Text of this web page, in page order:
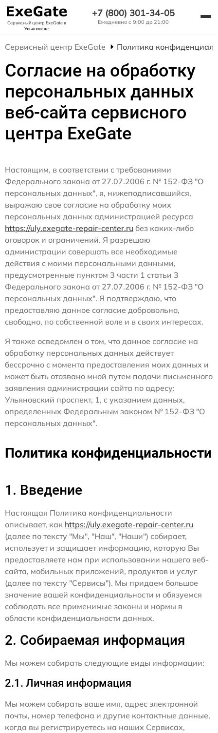
Сервисный центр ExeGateв
Ульяновске
+7 (800) 301-34-05
Ежедневно с 9:00 до 21:00
Сервисный центр ExeGate Политика
Согласие на обработку
персональных данных
веб-сайта сервисного
центра ExeGate
Настоящим, в соответствии с требованиями
Федерального закона от 27.07.2006 г. № 152-ФЗ "О
персональных данных", я, нижеподписавшийся,
выражаю свое согласие на обработку моих
персональных данных администрацией ресурса
https://uly.exegate-repair-center.ru без каких-либо
оговорок и ограничений. Я разрешаю
администрации совершать все необходимые
действия с моими персональными данными,
предусмотренные пунктом 3 части 1 статьи 3
Федерального закона от 27.07.2006 г. № 152-ФЗ "О
персональных данных". Я подтверждаю, что
предоставляю данное согласие добровольно,
свободно, по собственной воле и в своих интересах.
Я также осведомлен о том, что данное согласие на
обработку персональных данных действует
бессрочно с момента предоставления моих данных и
может быть отозвано мной путем подачи письменного
заявления администрации сайта по адресу:
Ульяновский проспект, 1, с указанием данных,
определенных Федеральным законом № 152-ФЗ "О
персональных данных".
Политика конфиденциальности
1. Введение
Настоящая Политика конфиденциальности
описывает, как https://uly.exegate-repair-center.ru
(далее по тексту "Мы", "Наш", "Наши") собирает,
использует и защищает информацию, которую Вы
предоставляете нам при использовании нашего веб-
сайта, мобильных приложений, продуктов и услуг
(далее по тексту "Сервисы"). Мы придаем большое
значение вашей конфиденциальности и обязуемся
соблюдать все применимые законы и нормы в
области конфиденциальности данных.
2. Собираемая информация
Мы можем собирать следующие виды информации:
2.1. Личная информация
Мы можем собирать ваше имя, адрес электронной
почты, номер телефона и другие контактные данные,
когда вы регистрируетесь на наших Сервисах,